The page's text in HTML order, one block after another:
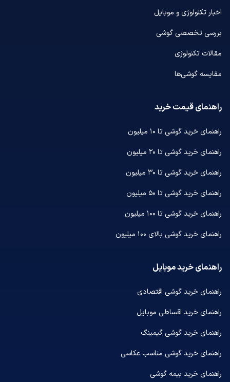
اخبار تکنولوژی و موبایل
بررسی تخصصی گوشی
مقالات تکنولوژی
مقایسه گوشی‌ها
راهنمای قیمت خرید
راهنمای خرید گوشی تا ۱۰ میلیون
راهنمای خرید گوشی تا ۲۰ میلیون
راهنمای خرید گوشی تا ۳۰ میلیون
راهنمای خرید گوشی تا ۵۰ میلیون
راهنمای خرید گوشی تا ۱۰۰ میلیون
راهنمای خرید گوشی بالای ۱۰۰ میلیون
راهنمای خرید موبایل
راهنمای خرید گوشی اقتصادی
راهنمای خرید اقساطی موبایل
راهنمای خرید گوشی گیمینگ
راهنمای خرید گوشی مناسب عکاسی
راهنمای خرید بیمه گوشی